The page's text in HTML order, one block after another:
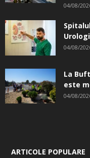
04/08/
04/08/
La
este
04/08/
ARTICOLE POPULARE